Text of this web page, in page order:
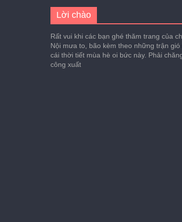
Lời chào
Rất vui khi các bạn ghé thăm trang của
Nội mưa to, bão kèm theo những trận
cái thời tiết mùa hè oi bức này. Phải
công xuất